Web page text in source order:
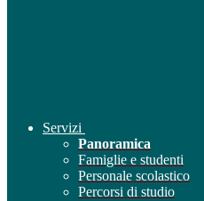
Servizi
Panoramica
Famiglie e studenti
Personale scolastico
Percorsi di studio